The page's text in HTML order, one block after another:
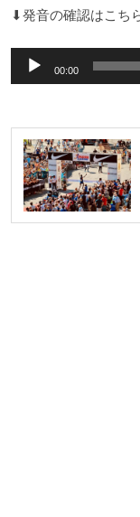
⬇︎発音の確認はこち
声
レ
ー
ヤ
ー
00:00